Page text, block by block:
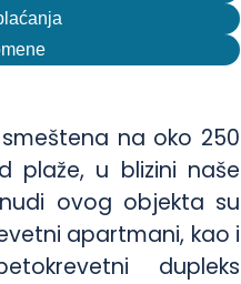
na oko 250
plaže, u blizini naše
ovog objekta su
apartmani, kao i
dupleks